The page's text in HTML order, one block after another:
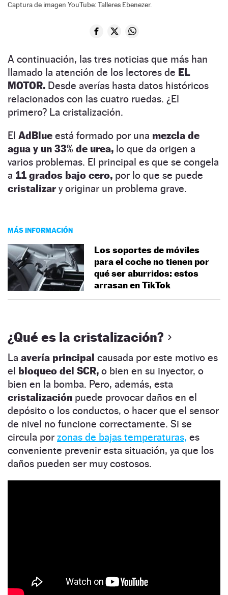
Captura de imagen YouTube: Talleres Ebenezer.
A continuación, las tres noticias que más han
llamado la atención de los lectores de EL
MOTOR. Desde averías hasta datos históricos
relacionados con las cuatro ruedas. ¿El
primero? La cristalización.
El AdBlue está formado por una mezcla de
agua y un 33% de urea, lo que da origen a
varios problemas. El principal es que se congela
a 11 grados bajo cero, por lo que se puede
cristalizary originar un problema grave.
MÁS INFORMACIÓN
Los soportes de móviles
para el coche no tienen por
qué ser aburridos: estos
arrasan en TikTok
¿Qué es la cristalización?
La avería principal causada por este motivo es
el bloqueo del SCR, o bien en su inyector, o
bien en la bomba. Pero, además, esta
cristalización puede provocar daños en el
depósito o los conductos, o hacer que el sensor
de nivel no funcione correctamente. Si se
circula por zonas de bajas temperaturas, es
conveniente prevenir esta situación, ya que los
daños pueden ser muy costosos.